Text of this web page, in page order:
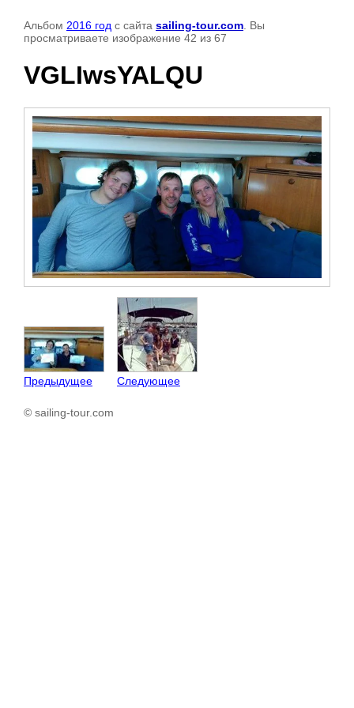
Альбом 2016 год с сайта sailing-tour.com . Вы
просматриваете изображение 42 из 67
VGLIwsYALQU
Предыдущее Следующее
© sailing-tour.com